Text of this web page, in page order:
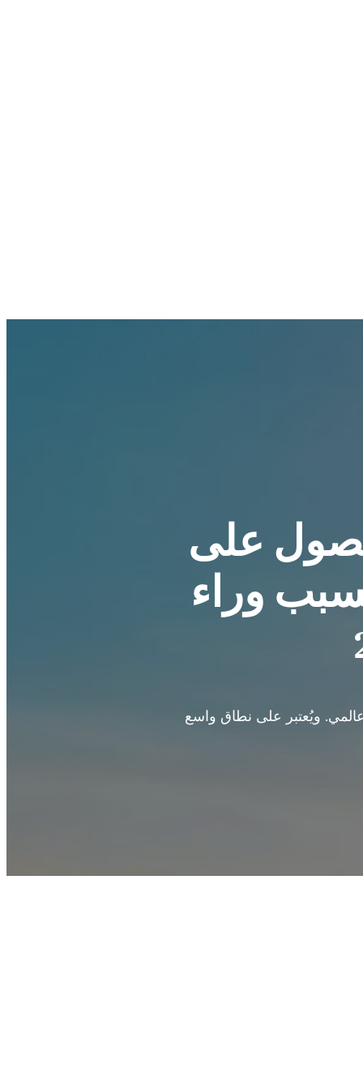
على
وراء
حظي برنامج الحصول على جنسية فانواتو عن طريق الاستثمار 2025 باهتمام عالمي. ويُعتبر على نطاق واسع